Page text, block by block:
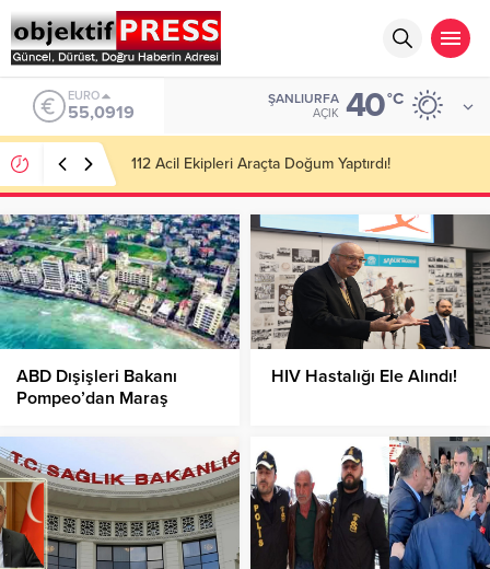
ALTIN
6.525,81
ŞANLIURFA
AÇIK 40°C
Temmuzda 107 Bin 113 Gıda İşletmesi Denetlendi!
ABD Dışişleri Bakanı
Pompeo’dan Maraş
HIV Hastalığı Ele Alındı!